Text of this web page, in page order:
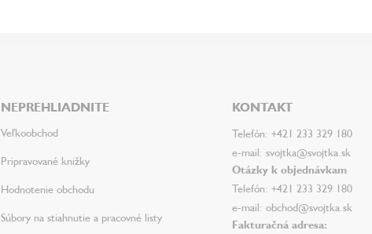
NEPREHLIADNITE
Veľkoobchod
Pripravované knižky
Hodnotenie obchodu
Súbory na stiahnutie a pracovné listy
KONTAKT
Telefón: +421 233 329 180
e-mail: svojtka@svojtka.sk
Otázky k objednávkam
Telefón: +421 233 329 180
e-mail: obchod@svojtka.sk
Fakturačná adresa: